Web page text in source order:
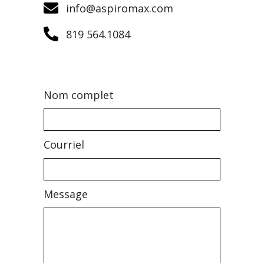
info@aspiromax.com
819 564.1084
Nom complet
Courriel
Message